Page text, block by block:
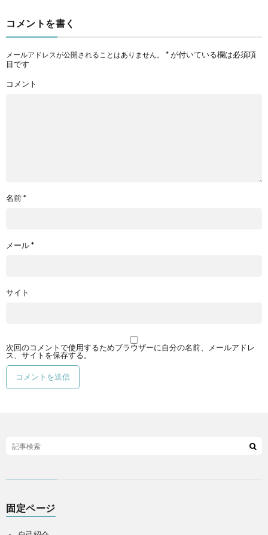
コメントを書く
メールアドレスが公開されることはありません。 *が付いている欄は必須項
目です
コメント
名前*
メール*
サイト
次回のコメントで使用するためブラウザーに自分の名前、メールアドレ
ス、サイトを保存する。
固定ページ